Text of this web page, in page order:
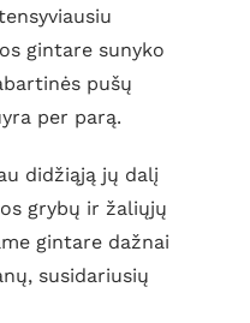
gintare sunyko
pušų
per parą.
didžiąją jų dalį
grybų ir žaliųjų
gintare dažnai
susidariusių